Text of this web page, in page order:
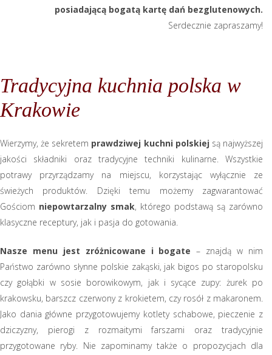
posiadającą bogatą kartę dań bezglutenowych.
Serdecznie zapraszamy!
Tradycyjna kuchnia polska w
Krakowie
Wierzymy, że sekretem prawdziwej kuchni polskiej są najwyższej
jakości składniki oraz tradycyjne techniki kulinarne. Wszystkie
potrawy przyrządzamy na miejscu, korzystając wyłącznie ze
świeżych produktów. Dzięki temu możemy zagwarantować
Gościom niepowtarzalny smak, którego podstawą są zarówno
klasyczne receptury, jak i pasja do gotowania.
Nasze menu jest zróżnicowane i bogate – znajdą w nim
Państwo zarówno słynne polskie zakąski, jak bigos po staropolsku
czy gołąbki w sosie borowikowym, jak i sycące zupy: żurek po
krakowsku, barszcz czerwony z krokietem, czy rosół z makaronem.
Jako dania główne przygotowujemy kotlety schabowe, pieczenie z
dziczyzny, pierogi z rozmaitymi farszami oraz tradycyjnie
przygotowane ryby. Nie zapominamy także o propozycjach dla